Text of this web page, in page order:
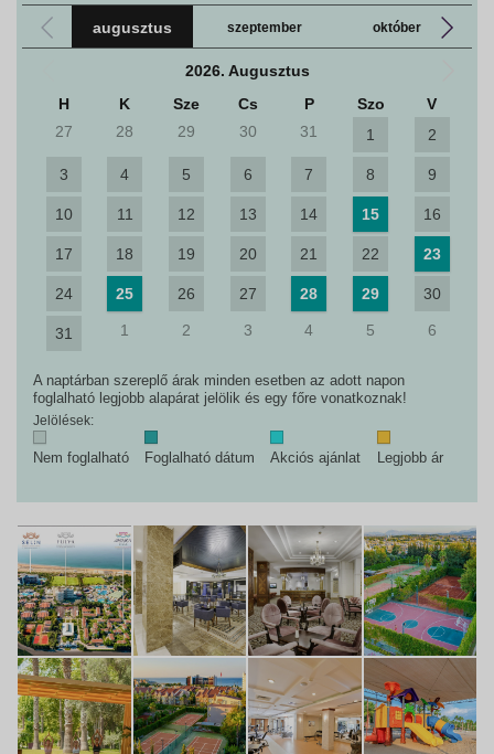
augusztus szeptember október
2026. Augusztus
H
K Sze Cs P Szo
V
27
28 29 30 31 1 2
3 4 5 6 7 8 9
10 11 12 13 14 15 16
17 18 19 20 21 22 23
24 25 26 27 28 29 30
31 1 2 3 4 5 6
A naptárban szereplő árak minden esetben az adott napon
foglalható legjobb alapárat jelölik és egy főre vonatkoznak!
Jelölések:
Nem foglalható Foglalható dátum Akciós ajánlat Legjobb ár